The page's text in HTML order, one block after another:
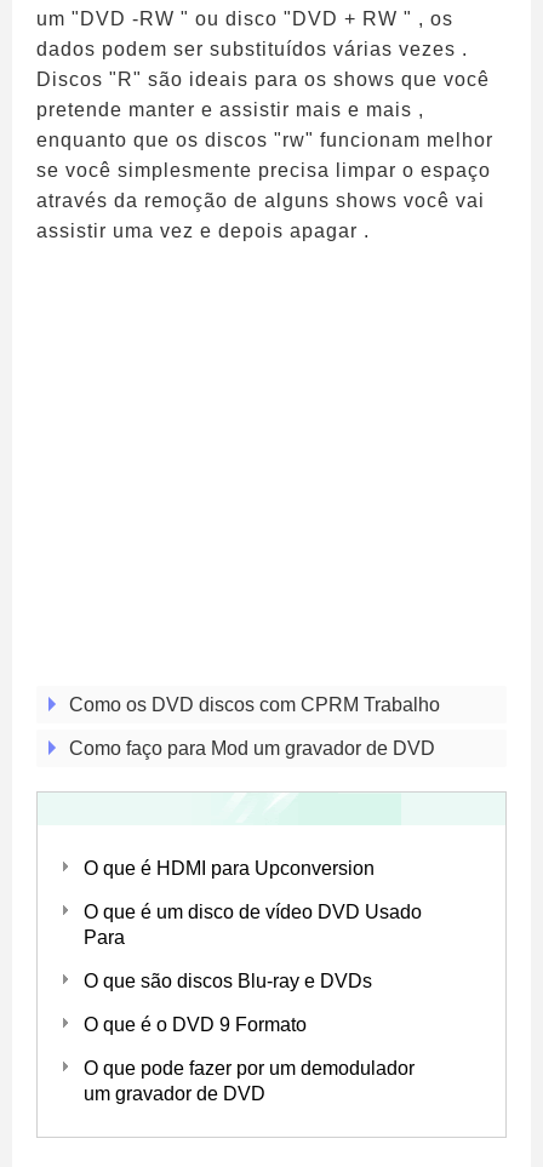
um "DVD -RW " ou disco "DVD + RW " , os
dados podem ser substituídos várias vezes .
Discos "R" são ideais para os shows que você
pretende manter e assistir mais e mais ,
enquanto que os discos "rw" funcionam melhor
se você simplesmente precisa limpar o espaço
através da remoção de alguns shows você vai
assistir uma vez e depois apagar .
Como os DVD discos com CPRM Trabalho
Como faço para Mod um gravador de DVD
O que é HDMI para Upconversion
O que é um disco de vídeo DVD Usado
Para
O que são discos Blu-ray e DVDs
O que é o DVD 9 Formato
O que pode fazer por um demodulador
um gravador de DVD